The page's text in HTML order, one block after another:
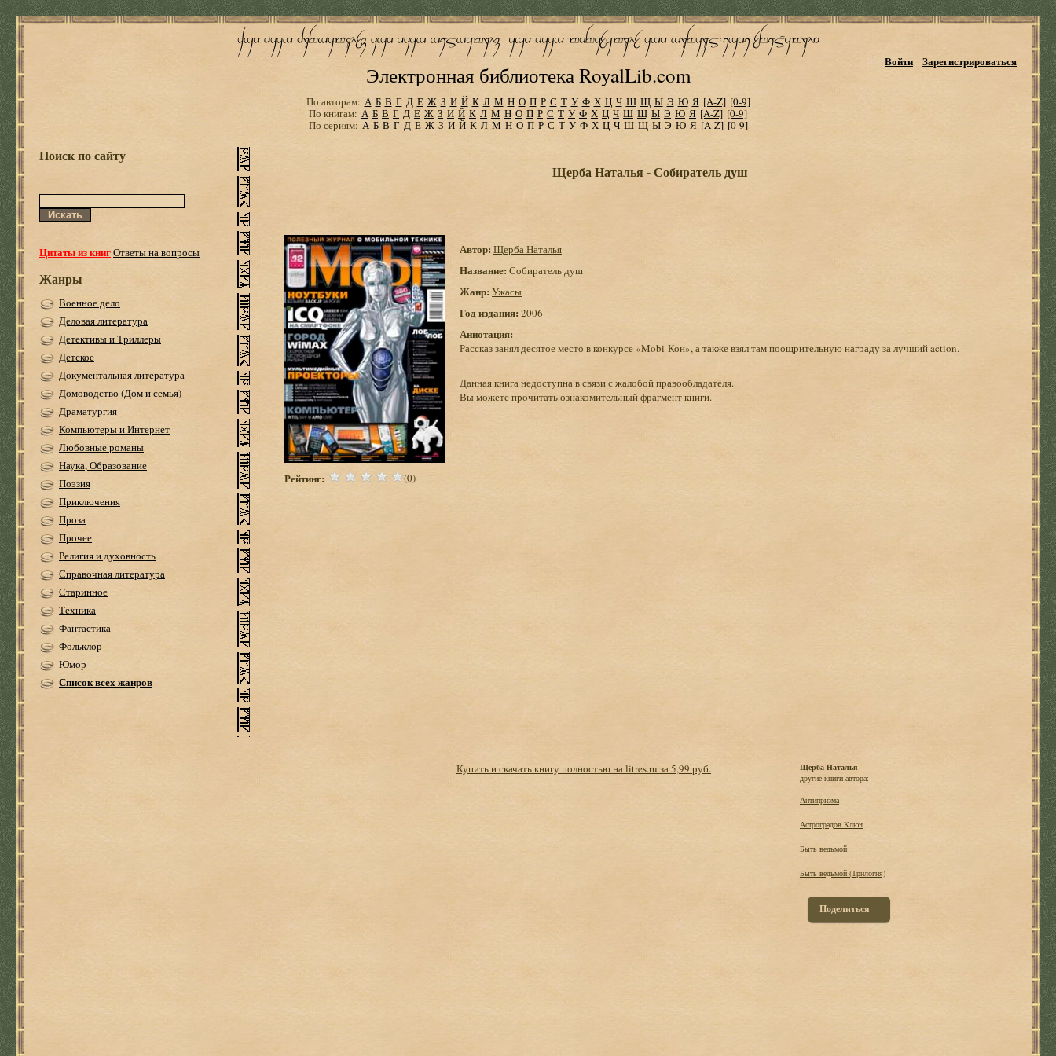
Электронная библиотека RoyalLib.com
Войти Зарегистрироваться
По авторам: А Б В Г Д Е Ж З И Й К Л М Н О П Р С Т У Ф Х Ц Ч Ш Щ Ы Э Ю Я [A-Z] [0-9]
По книгам: А Б В Г Д Е Ж З И Й К Л М Н О П Р С Т У Ф Х Ц Ч Ш Щ Ы Э Ю Я [A-Z] [0-9]
По сериям: А Б В Г Д Е Ж З И Й К Л М Н О П Р С Т У Ф Х Ц Ч Ш Щ Ы Э Ю Я [A-Z] [0-9]
Поиск по сайту
Цитаты из книгОтветы на вопросы
Жанры
Военное дело
Деловая литература
Детективы и Триллеры
Детское
Документальная литература
Домоводство (Дом и семья)
Драматургия
Компьютеры и Интернет
Любовные романы
Наука, Образование
Поэзия
Приключения
Проза
Прочее
Религия и духовность
Справочная литература
Старинное
Техника
Фантастика
Фольклор
Юмор
Список всех жанров
Щерба Наталья - Собиратель душ
Рейтинг: (0)
Автор: Щерба Наталья
Название: Собиратель душ
Жанр: Ужасы
Год издания: 2006
Аннотация:
Рассказ занял десятое место в конкурсе «Mobi-Кон», а также взял там поощрительную награду за лучший action.
Данная книга недоступна в связи с жалобой правообладателя.
Вы можетепрочитать ознакомительный фрагмент книги.
Купить и скачать книгу полностью на litres.ru за 5,99 руб.
Щерба Наталья
другие книги автора:
Антипризма
Астроградов Ключ
Быть ведьмой
Быть ведьмой (Трилогия)
Поделиться